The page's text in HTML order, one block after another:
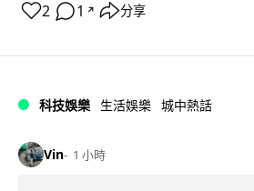
2 1 ↗ 分享
科技娛樂 生活娛樂 城中熱話
Vin 1 小時